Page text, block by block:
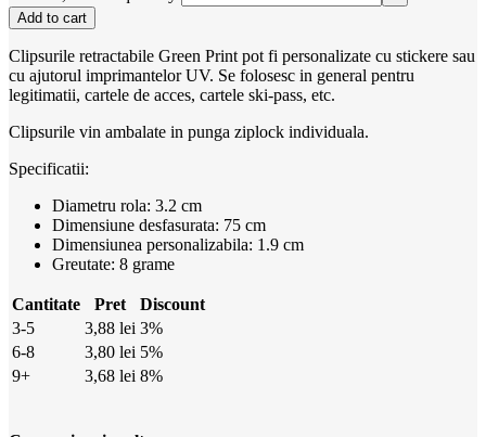
Add to cart
Clipsurile retractabile Green Print pot fi personalizate cu stickere sau
cu ajutorul imprimantelor UV. Se folosesc in general pentru
legitimatii, cartele de acces, cartele ski-pass, etc.
Clipsurile vin ambalate in punga ziplock individuala.
Specificatii:
Diametru rola: 3.2 cm
Dimensiune desfasurata: 75 cm
Dimensiunea personalizabila: 1.9 cm
Greutate: 8 grame
Cantitate Pret
Discount
3-5
3,88 lei 3%
6-8
3,80 lei 5%
9+
3,68 lei 8%